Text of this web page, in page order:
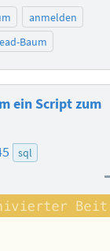
anmelden
Baum
ein Script zum
sql